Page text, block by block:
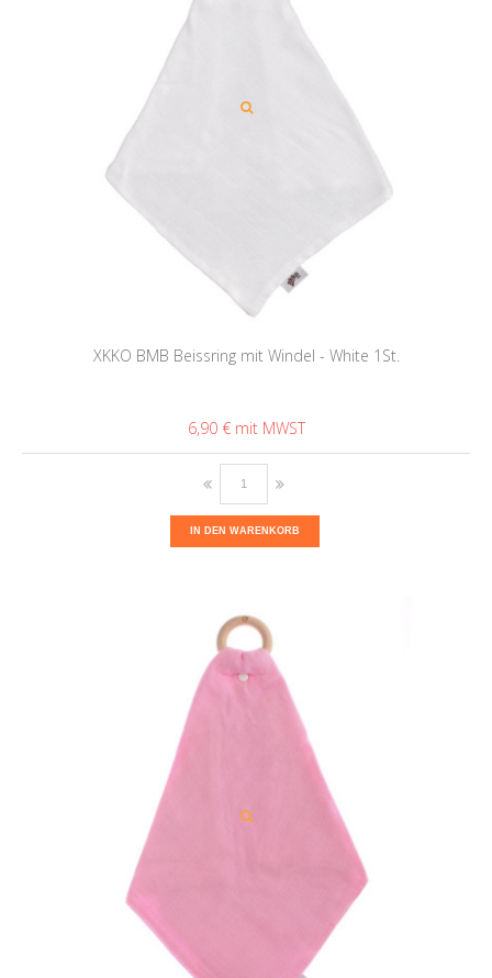
XKKO BMB Beissring mit Windel - White 1St.
6,90 €
IN DEN WARENKORB